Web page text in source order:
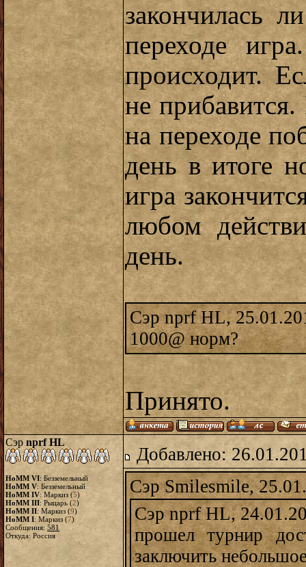
закончилась
переходе
происходит.
не
на переходе
день в итоге
игра
любом
день.
Сэр nprf HL,
1000@ норм?
Принято.
Сэр nprf HL
HoMM VI: Безземельный
HoMM V: Безземельный
HoMM IV: Маркиз (5)
HoMM III: Рыцарь (2)
HoMM II: Маркиз (9)
HoMM I: Маркиз (7)
Сообщения: 581
Откуда: Россия
Добавлено:
Сэр Smilesmile,
Сэр nprf HL,
прошел турнир
заключить